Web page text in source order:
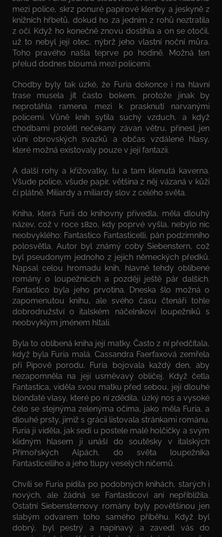
mezi police, skrz ponuré papírové klenby a jeskyně z
knižních hřbetů, dokud ho za jedním z rohů neztratila
z očí. Když ho konečně znovu dostihla a on se otočil,
už to nebyl její otec, nýbrž jeho vlastní noční můra.
Toho pravého našla teprve po hodině. Možná ten
přelud dodnes bloumá mezi policemi.
Chodby byly tak úzké, že Furia dokonce i na hlavní
trase musela jít často bokem, protože jinak by
neprotáhla ramena mezi k prasknutí narvanými
policemi. Vůně knih sytila suchý vzduch, a když
chodbami prolétl nečekaný závan větru, přinesl jen
vůni obrovských svazků a občas vzdálené hlasy,
které možná existovaly pouze v její fantazii.
A další rohy a křižovatky, tu a tam klenutá kaverna.
Všude police, všude papír, většina z něj vázaná v kůži
či plátně. Miliardy a miliardy slov z celého světa.
Kniha, která Furii do knihovny přivedla, měla dlouhý
název, což v roce 1820, kdy poprvé vyšla, nebylo nic
neobvyklého: Fantastico Fantasticelli, pán podzimního
polosvětla. Autor byl známý coby Siebenstern, což
byl pseudonym jednoho z jejích německých předků.
Napsal celou hromadu knih, hlavně tehdy oblíbené
romány o loupežnících a později ještě pár dalších.
Fantastico byla jeho prvotina. Dneska šlo možná o
zapomenutou knihu, ale svého času čtenáři tohle
dobrodružství o italském náčelníkovi loupežníků s
neobvyklým jménem hltali.
Byla to oblíbená kniha její matky. Často z ní předčítala,
když byla Furia malá. Cassandra Faerfaxová zemřela
při Pipově porodu. Furia bojovala každý den, aby
nezapomněla na její usměvavý obličej. Když četla
Fantastica, viděla svou matku před sebou, její dlouhé
blonďaté vlasy, které po ní zdědila, úzký nos a vysoké
čelo se stejnýma zelenýma očima, jako měla Furia, a
dlouhé prsty, jimiž s grácií listovala stránkami románu.
Furia ji viděla, jak sedí u postele malé holčičky a svým
klidným hlasem ji unáší do soutěsky v italských
Přímořských Alpách, do světa loupežníka
Fantasticelliho a jeho tlupy veselých ničemů.
Chvíli se Furia pídila po podobných knihách, starých i
nových, ale žádná se Fantasticovi ani nepřiblížila.
Ostatní Siebensternovy romány byly povětšinou jen
slabým odvarem toho samého příběhu. Když byl
dobrý, byl pestrý a napínavý a zavedl vás do